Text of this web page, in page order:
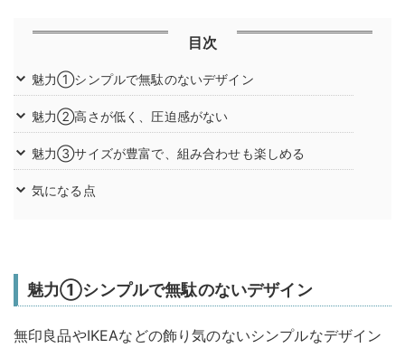
目次
魅力①シンプルで無駄のないデザイン
魅力②高さが低く、圧迫感がない
魅力③サイズが豊富で、組み合わせも楽しめる
気になる点
魅力①シンプルで無駄のないデザイン
無印良品やIKEAなどの飾り気のないシンプルなデザイン